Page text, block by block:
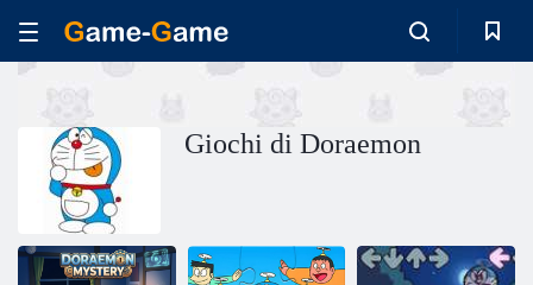
Giochi di Doraemon